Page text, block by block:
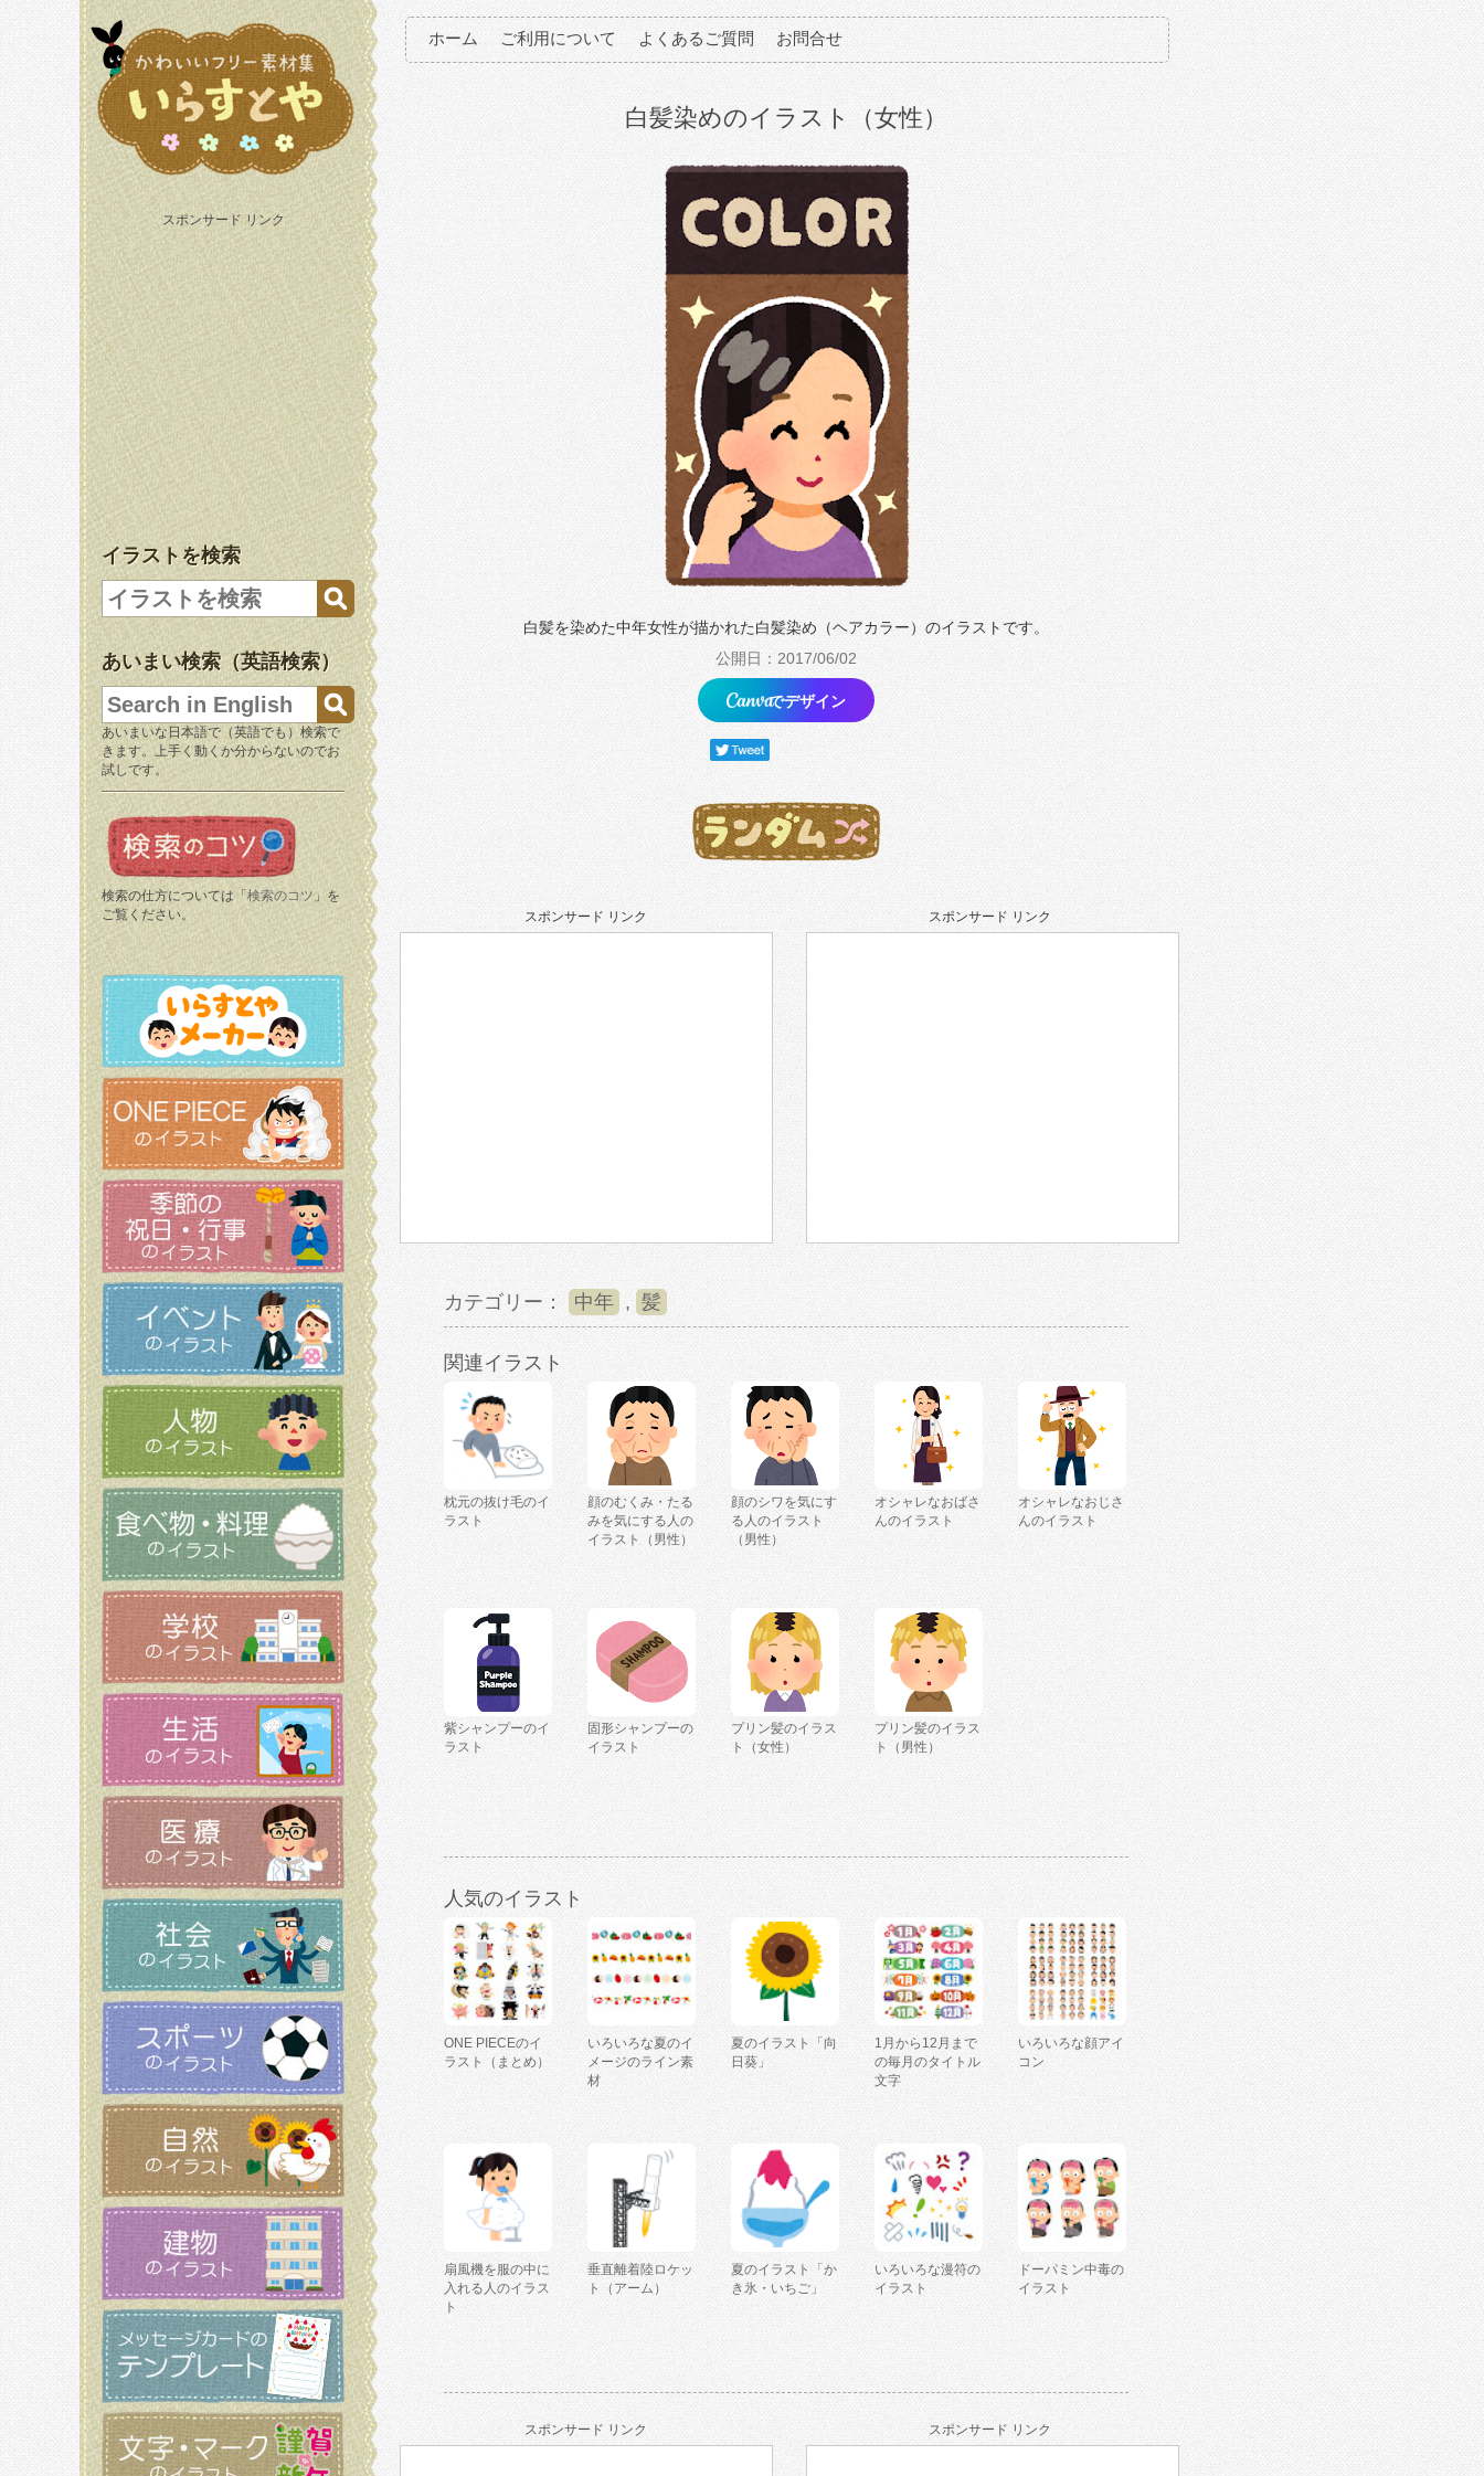
スポンサード リンク
イラストを検索
あいまい検索（英語検索）
あいまいな日本語で（英語でも）検索で
きます。上手く動くか分からないのでお
試しです。
検索の仕方については「 検索のコツ 」を
ご覧ください。
ホーム ご利用について よくあるご質問 お問合せ
白髪染めのイラスト（女性）
白髪を染めた中年女性が描かれた白髪染め（ヘアカラー）のイラストです。
公開日：2017/06/02
でデザイン
スポンサード リンク スポンサード リンク
カテゴリー： 中年 , 髪
関連イラスト
枕元の抜け毛のイ
ラスト
顔のむくみ・たる
みを気にする人の
イラスト（男性）
顔のシワを気にす
る人のイラスト
（男性）
オシャレなおばさ
んのイラスト
オシャレなおじさ
んのイラスト
紫シャンプーのイ
ラスト
固形シャンプーの
イラスト
プリン髪のイラス
ト（女性）
プリン髪のイラス
ト（男性）
人気のイラスト
ONE PIECEのイ
ラスト（まとめ）
いろいろな夏のイ
メージのライン素
材
夏のイラスト「向
日葵」
1月から12月まで
の毎月のタイトル
文字
いろいろな顔アイ
コン
扇風機を服の中に
入れる人のイラス
ト
垂直離着陸ロケッ
ト（アーム）
夏のイラスト「か
き氷・いちご」
いろいろな漫符の
イラスト
ドーパミン中毒の
イラスト
スポンサード リンク スポンサード リンク